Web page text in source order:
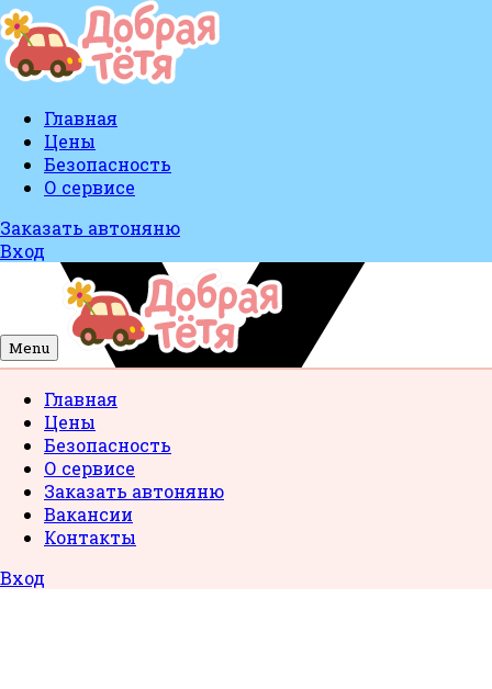
Главная
Цены
Безопасность
О сервисе
Заказать автоняню
Вход
Menu
Главная
Цены
Безопасность
О сервисе
Заказать автоняню
Вакансии
Контакты
Вход